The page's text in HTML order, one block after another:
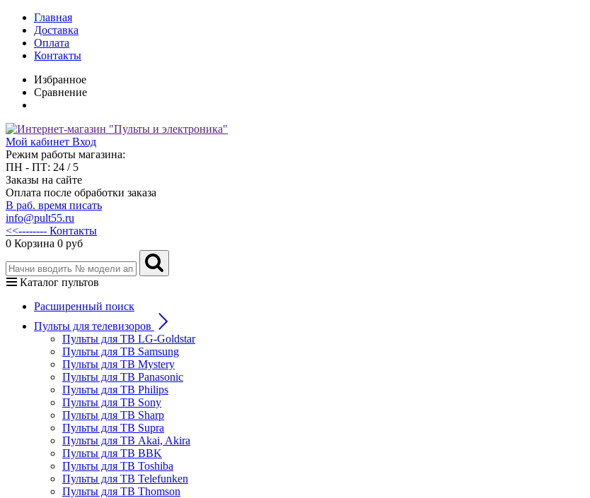
Главная
Доставка
Оплата
Контакты
Избранное
Сравнение
Мой кабинет Вход
Режим работы магазина:
ПН - ПТ: 24 / 5
Заказы на сайте
Оплата после обработки заказа
В раб. время писать
info@pult55.ru
<<-------- Контакты
0 Корзина 0 руб
Каталог пультов
Расширенный поиск
Пульты для телевизоров
Пульты для ТВ LG-Goldstar
Пульты для ТВ Samsung
Пульты для ТВ Mystery
Пульты для ТВ Panasonic
Пульты для ТВ Philips
Пульты для ТВ Sony
Пульты для ТВ Sharp
Пульты для ТВ Supra
Пульты для ТВ Akai, Akira
Пульты для ТВ BBK
Пульты для ТВ Toshiba
Пульты для ТВ Telefunken
Пульты для ТВ Thomson